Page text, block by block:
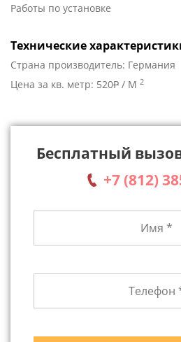
Работы по установке
Технические
Страна производитель: Германия
Цена за кв. метр: 520P / М 2
Бесплатный
+7 (812)